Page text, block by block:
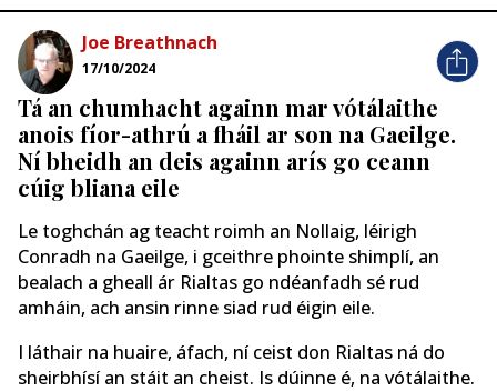
Joe Breathnach
17/10/2024
Tá an chumhacht againn mar vótálaithe
anois fíor-athrú a fháil ar son na Gaeilge.
Ní bheidh an deis againn arís go ceann
cúig bliana eile
Le toghchán ag teacht roimh an Nollaig, léirigh
Conradh na Gaeilge, i gceithre phointe shimplí, an
bealach a gheall ár Rialtas go ndéanfadh sé rud
amháin, ach ansin rinne siad rud éigin eile.
I láthair na huaire, áfach, ní ceist don Rialtas ná do
sheirbhísí an stáit an cheist. Is dúinne é, na vótálaithe.